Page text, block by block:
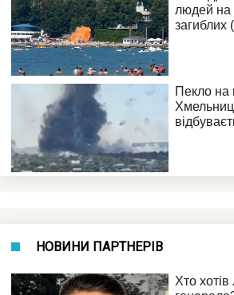
НОВИНИ ПАРТНЕРІВ